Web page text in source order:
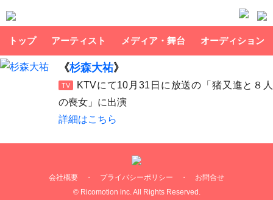
トップ アーティスト メディア・舞台 オーディション
《杉森大祐》
TV
KTVにて10月31日に放送の「猪又進と８人
の喪女」に出演
詳細はこちら
会社概要 ・ プライバシーポリシー ・ お問合せ
© Ricomotion inc. All Rights Reserved.